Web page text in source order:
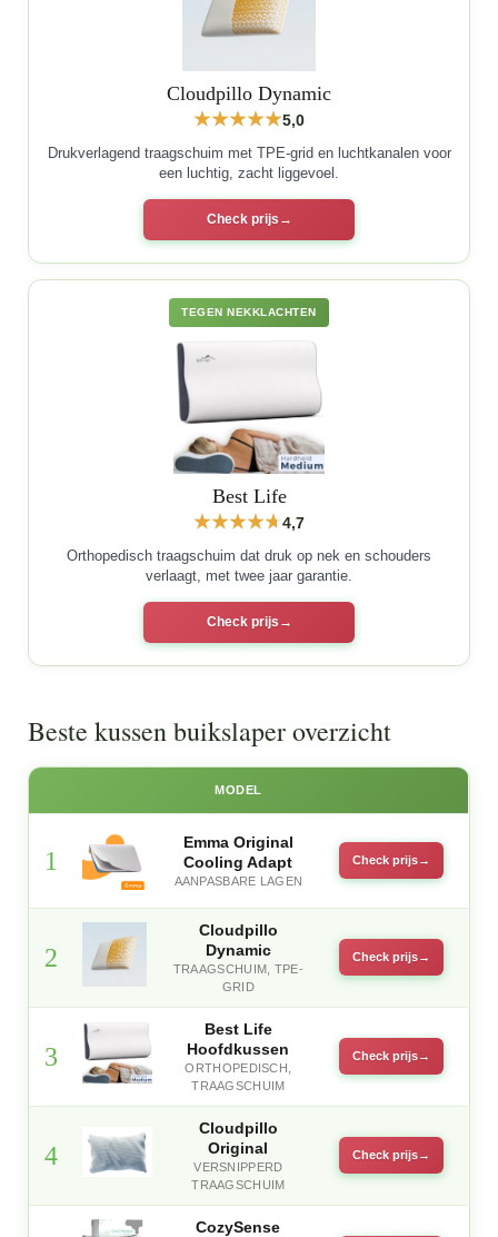
Cloudpillo Dynamic
5,0
Drukverlagend traagschuim met TPE-grid en luchtkanalen voor
een luchtig, zacht liggevoel.
Check prijs
TEGEN NEKKLACHTEN
Best Life
4,7
Orthopedisch traagschuim dat druk op nek en schouders
verlaagt, met twee jaar garantie.
Check prijs
Beste kussen buikslaper overzicht
MODEL
1
Emma Original
Cooling Adapt
AANPASBARE LAGEN
Check prijs
2
Cloudpillo
Dynamic
TRAAGSCHUIM, TPE-
GRID
Check prijs
3
Best Life
Hoofdkussen
ORTHOPEDISCH,
TRAAGSCHUIM
Check prijs
4
Cloudpillo
Original
VERSNIPPERD
TRAAGSCHUIM
Check prijs
CozySense